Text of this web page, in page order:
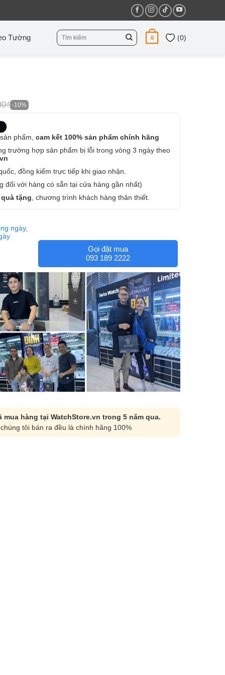
Tường
Tìm
kiếm:
0 (0)
-10%
phẩm, cam kết 100% sản phẩm chính hãng
trường hợp sản phẩm bị lỗi trong vòng 3 ngày theo
đồng kiểm trực tiếp khi giao nhận.
đối với hàng có sẵn tại cửa hàng gần nhất)
tặng , chương trình khách hàng thân thiết.
ngày,
Gọi đặt mua
093 189 2222
mua hàng tại WatchStore.vn trong 5 năm qua.
tôi bán ra đều là chính hãng 100%